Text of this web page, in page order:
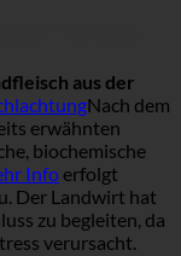
aus der
Nach dem
erwähnten
biochemische
Info erfolgt
Der Landwirt hat
zu begleiten, da
verursacht.